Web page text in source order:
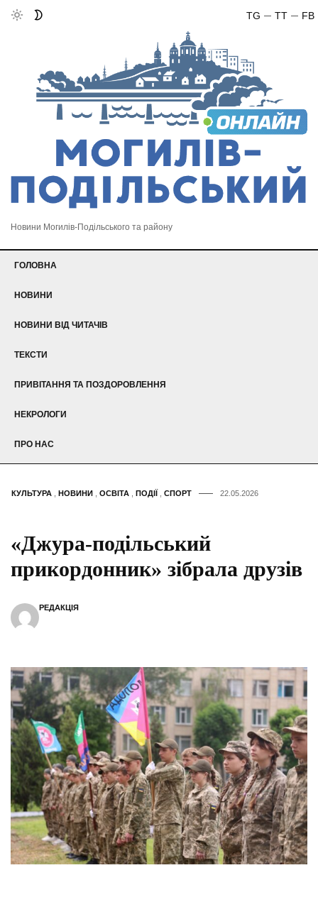
FB
TT
TG
Новини Могилів-Подільського та району
ГОЛОВНА
НОВИНИ
НОВИНИ ВІД ЧИТАЧІВ
ТЕКСТИ
ПРИВІТАННЯ ТА ПОЗДОРОВЛЕННЯ
НЕКРОЛОГИ
ПРО НАС
КУЛЬТУРА НОВИНИ ОСВІТА ПОДІЇ СПОРТ 22.05.2026
«Джура-подільський
прикордонник» зібрала друзів
РЕДАКЦІЯ